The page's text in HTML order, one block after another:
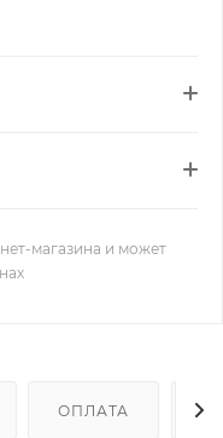
магазина и может
ОПЛАТА